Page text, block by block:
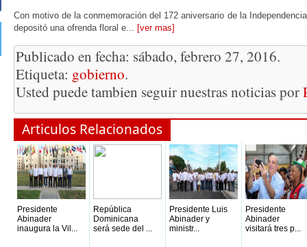
Con motivo de la conmemoración del 172 aniversario de la
depositó una ofrenda floral e... [ver mas]
Publicado en fecha: sábado, febrero 27, 2016.
Etiqueta: gobierno.
Usted puede tambien seguir nuestras noticias por
Articulos Relacionados
Presidente
Abinader
inaugura la Vil...
República
Dominicana
será sede del ...
Presidente Luis
Abinader y
ministr...
Presidente
Abinader
visitará tres p...